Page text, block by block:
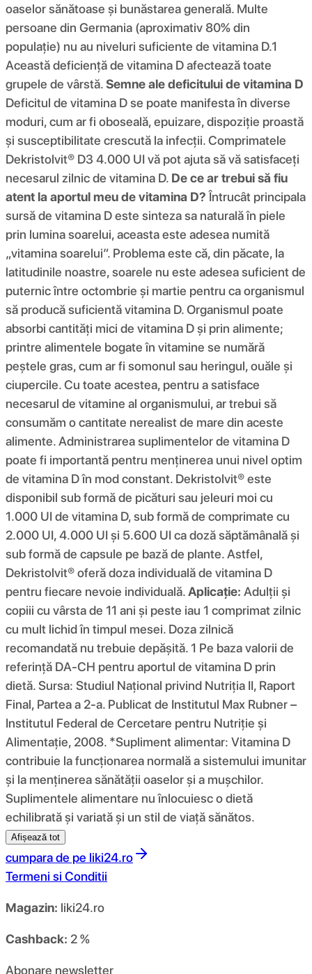
oaselor sănătoase și bunăstarea generală. Multe
persoane din Germania (aproximativ 80% din
populație) nu au niveluri suficiente de vitamina D.1
Această deficiență de vitamina D afectează toate
grupele de vârstă.Semne ale deficitului de vitamina D
Deficitul de vitamina D se poate manifesta în diverse
moduri, cum ar fi oboseală, epuizare, dispoziție proastă
și susceptibilitate crescută la infecții. Comprimatele
Dekristolvit® D3 4.000 UI vă pot ajuta să vă satisfaceți
necesarul zilnic de vitamina D. De ce ar trebui să fiu
atent la aportul meu de vitamina D?Întrucât principala
sursă de vitamina D este sinteza sa naturală în piele
prin lumina soarelui, aceasta este adesea numită
„vitamina soarelui”. Problema este că, din păcate, la
latitudinile noastre, soarele nu este adesea suficient de
puternic între octombrie și martie pentru ca organismul
să producă suficientă vitamina D. Organismul poate
absorbi cantități mici de vitamina D și prin alimente;
printre alimentele bogate în vitamine se numără
peștele gras, cum ar fi somonul sau heringul, ouăle și
ciupercile. Cu toate acestea, pentru a satisface
necesarul de vitamine al organismului, ar trebui să
consumăm o cantitate nerealist de mare din aceste
alimente. Administrarea suplimentelor de vitamina D
poate fi importantă pentru menținerea unui nivel optim
de vitamina D în mod constant. Dekristolvit® este
disponibil sub formă de picături sau jeleuri moi cu
1.000 UI de vitamina D, sub formă de comprimate cu
2.000 UI, 4.000 UI și 5.600 UI ca doză săptămânală și
sub formă de capsule pe bază de plante. Astfel,
Dekristolvit® oferă doza individuală de vitamina D
pentru fiecare nevoie individuală.Aplicație: Adulții și
copiii cu vârsta de 11 ani și peste iau 1 comprimat zilnic
cu mult lichid în timpul mesei. Doza zilnică
recomandată nu trebuie depășită. 1 Pe baza valorii de
referință DA-CH pentru aportul de vitamina D prin
dietă. Sursa: Studiul Național privind Nutriția II, Raport
Final, Partea a 2-a. Publicat de Institutul Max Rubner –
Institutul Federal de Cercetare pentru Nutriție și
Alimentație, 2008. *Supliment alimentar: Vitamina D
contribuie la funcționarea normală a sistemului imunitar
și la menținerea sănătății oaselor și a mușchilor.
Suplimentele alimentare nu înlocuiesc o dietă
echilibrată și variată și un stil de viață sănătos.
Afișează tot
cumpara de pe liki24.ro
Termeni si Conditii
Magazin: liki24.ro
Cashback: 2 %
Abonare newsletter